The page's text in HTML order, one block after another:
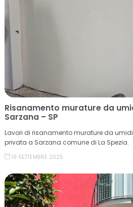
Risanamento murature da
Sarzana – SP
Lavori di risanamento murature da
privata a Sarzana comune di La Spezia.
19 SETTEMBRE 2025